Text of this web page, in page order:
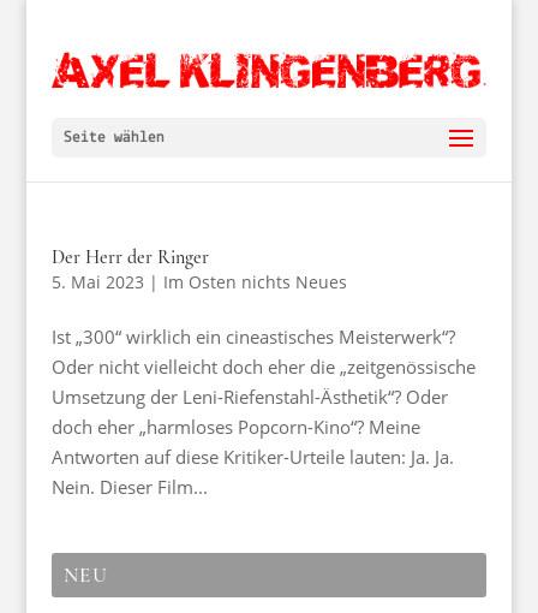
Seite wählen
Der Herr der Ringer
5. Mai 2023 | Im Osten nichts Neues
Ist „300“ wirklich ein cineastisches Meisterwerk“?
Oder nicht vielleicht doch eher die „zeitgenössische
Umsetzung der Leni-Riefenstahl-Ästhetik“? Oder
doch eher „harmloses Popcorn-Kino“? Meine
Antworten auf diese Kritiker-Urteile lauten: Ja. Ja.
Nein. Dieser Film...
NEU